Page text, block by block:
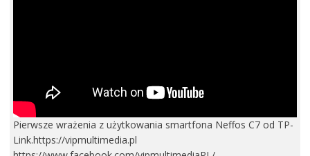
Pierwsze wrażenia z użytkowania smartfona Neffos C7 od TP-
Link.https://vipmultimedia.pl